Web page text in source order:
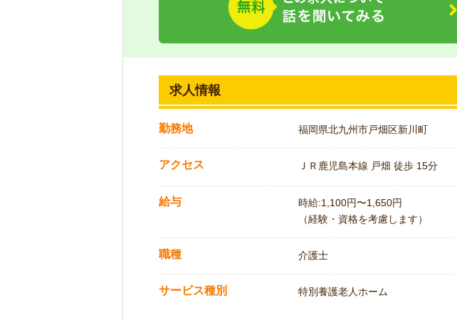
求人情報
勤務地 福岡県北九州市戸畑区新川町
アクセス ＪＲ鹿児島本線 戸畑 徒歩 15分
給与
時給:1,100円〜1,650円
（経験・資格を考慮します）
職種 介護士
サービス種別 特別養護老人ホーム